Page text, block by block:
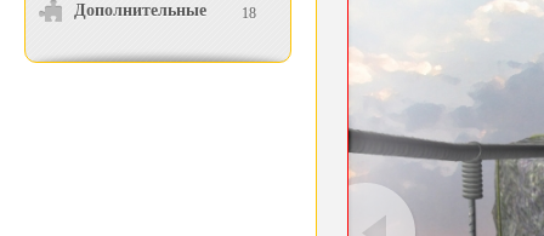
Дополнительные 18